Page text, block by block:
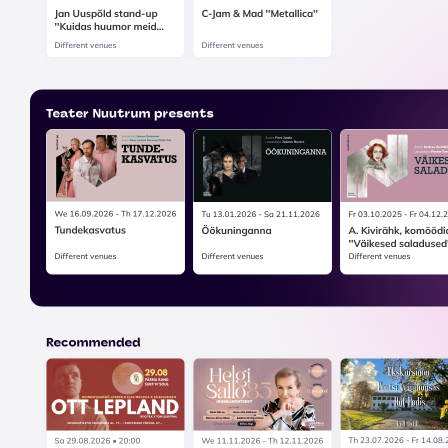
Jan Uuspõld stand-up
''Kuidas huumor meid
elus edasi kannab?''
Different venues
C-Jam & Mad ''Metallica''
Different venues
Teater Nuutrum presents
We 16.09.2026 - Th 17.12.2026
Tundekasvatus
Different venues
Tu 13.01.2026 - Sa 21.11.2026
Öökuninganna
Different venues
Fr 03.10.2025 - Fr
A. Kivirähk,
''Väikesed
Different venues
Recommended
Sa 29.08.2026 • 20:00 We 11.11.2026 - Th 12.11.2026 Th 23.07.2026 - Fr